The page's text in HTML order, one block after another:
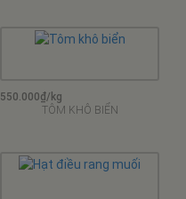
550.000₫/kg
TÔM KHÔ BIỂN